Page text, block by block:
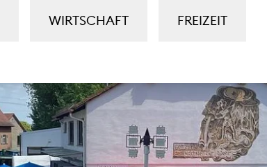
WIRTSCHAFT FREIZEIT